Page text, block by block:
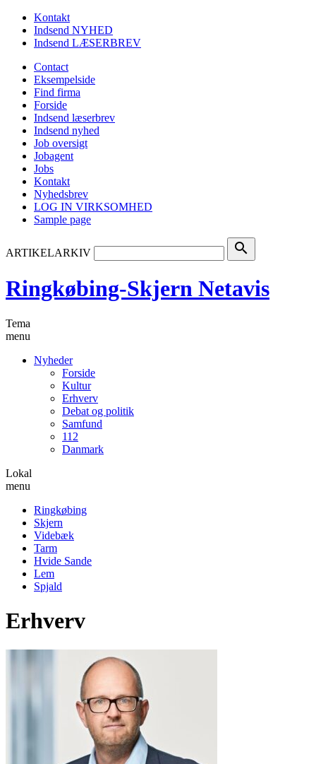
Kontakt
Indsend NYHED
Indsend LÆSERBREV
Contact
Eksempelside
Find firma
Forside
Indsend læserbrev
Indsend nyhed
Job oversigt
Jobagent
Jobs
Kontakt
Nyhedsbrev
LOG IN VIRKSOMHED
Sample page
ARTIKELARKIV search
Ringkøbing-Skjern Netavis
Tema
menu
Nyheder
Forside
Kultur
Erhverv
Debat og politik
Samfund
112
Danmark
Lokal
menu
Ringkøbing
Skjern
Videbæk
Tarm
Hvide Sande
Lem
Spjald
Erhverv